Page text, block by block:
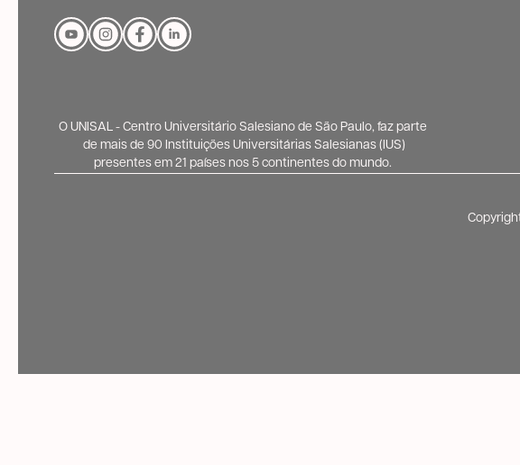
O UNISAL - Centro Universitário Salesiano de São Paulo, faz parte
de mais de 90 Instituições Universitárias Salesianas (IUS)
presentes em 21 países nos 5 continentes do mundo.